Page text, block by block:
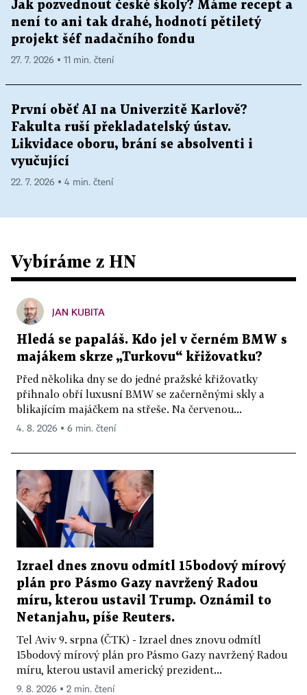
Jak pozvednout české školy? Máme recept a
není to ani tak drahé, hodnotí pětiletý
projekt šéf nadačního fondu
27. 7. 2026 ▪ 11 min. čtení
První oběť AI na Univerzitě Karlově?
Fakulta ruší překladatelský ústav.
Likvidace oboru, brání se absolventi i
vyučující
22. 7. 2026 ▪ 4 min. čtení
Vybíráme z HN
JAN KUBITA
Hledá se papaláš. Kdo jel v černém BMW s
majákem skrze „Turkovu“ křižovatku?
Před několika dny se do jedné pražské křižovatky
přihnalo obří luxusní BMW se začerněnými skly a
blikajícím majáčkem na střeše. Na červenou...
4. 8. 2026 ▪ 6 min. čtení
Izrael dnes znovu odmítl 15bodový mírový
plán pro Pásmo Gazy navržený Radou
míru, kterou ustavil Trump. Oznámil to
Netanjahu, píše Reuters.
Tel Aviv 9. srpna (ČTK) - Izrael dnes znovu odmítl
15bodový mírový plán pro Pásmo Gazy navržený Radou
míru, kterou ustavil americký prezident...
9. 8. 2026 ▪ 2 min. čtení